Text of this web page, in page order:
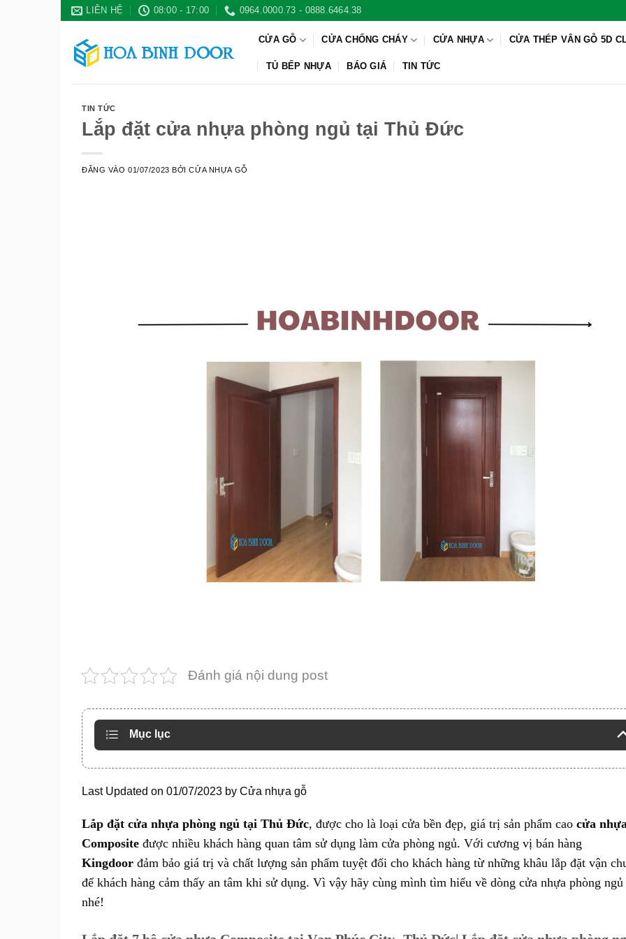
Bỏ
dung
LIÊN HỆ 08:00 - 17:00 0964.0000.73 - 0888.6464.38
CỬA GỖ CỬA CHỐNG CHÁY CỬA NHỰA CỬA THÉP VÂN GỖ 5D
TỦ BẾP NHỰA BÁO GIÁ TIN TỨC
TIN TỨC
Lắp đặt cửa nhựa phòng ngủ tại Thủ Đức
ĐĂNG VÀO01/07/2023 BỞICỬA NHỰA GỖ
Đánh giá nội dung post
Mục lục
Last Updated on 01/07/2023 by Cửa nhựa gỗ
Lắp đặt cửa nhựa phòng ngủ tại Thủ Đức, được cho là loại cửa bền đẹp, giá trị sản phẩm cao cửa
Composite được nhiều khách hàng quan tâm sử dụng làm cửa phòng ngủ. Với cương vị bán hàng
Kingdoor đảm bảo giá trị và chất lượng sản phẩm tuyệt đối cho khách hàng từ những khâu lắp đặt vận
để khách hàng cảm thấy an tâm khi sử dụng. Vì vậy hãy cùng mình tìm hiểu về dòng cửa nhựa phòng ngủ
nhé!